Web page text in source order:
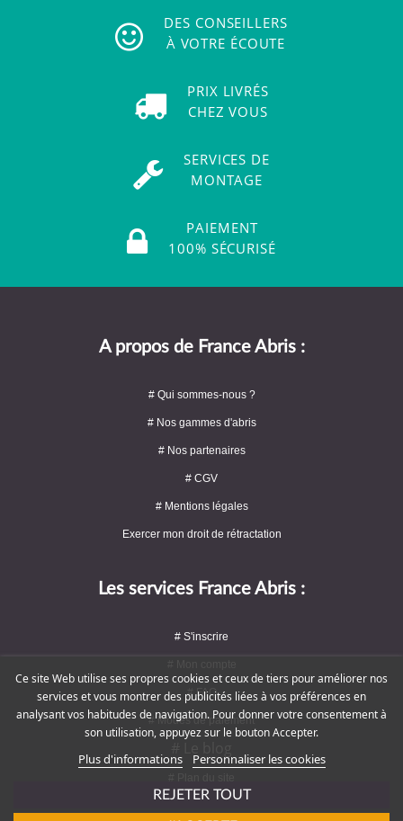
DES CONSEILLERS
À VOTRE ÉCOUTE
PRIX LIVRÉS
CHEZ VOUS
SERVICES DE
MONTAGE
PAIEMENT
100% SÉCURISÉ
A propos de France Abris :
# Qui sommes-nous ?
# Nos gammes d'abris
# Nos partenaires
# CGV
# Mentions légales
Exercer mon droit de rétractation
Les services France Abris :
# S'inscrire
# FAQ
# Modes de paiement
Ce site Web utilise ses propres cookies et ceux de tiers pour améliorer nos
services et vous montrer des publicités liées à vos préférences en
analysant vos habitudes de navigation. Pour donner votre consentement à
son utilisation, appuyez sur le bouton Accepter.
Plus d'informations Personnaliser les cookies
REJETER TOUT